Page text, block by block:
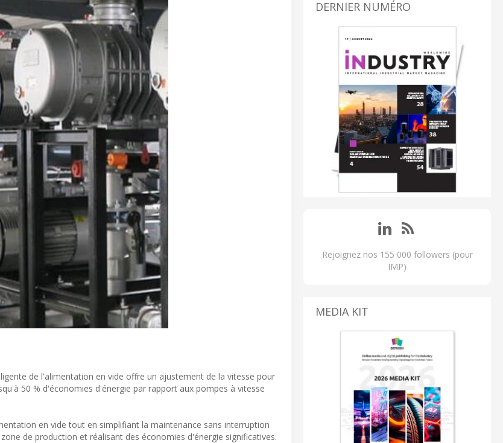
de l'alimentation en vide offre un ajustement de la vitesse pour
50 % d'économies d'énergie par rapport aux pompes à vitesse
en vide tout en simplifiant la maintenance sans interruption
de production et réalisant des économies d'énergie significatives.
DERNIER NUMÉRO
Rejoignez nos 155 000 followers (pour
IMP)
MEDIA KIT